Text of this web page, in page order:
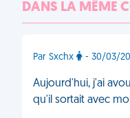
DANS LA MÊME
Par Sxchx - 30/03/
Aujourd'hui, j'ai
qu'il sortait avec